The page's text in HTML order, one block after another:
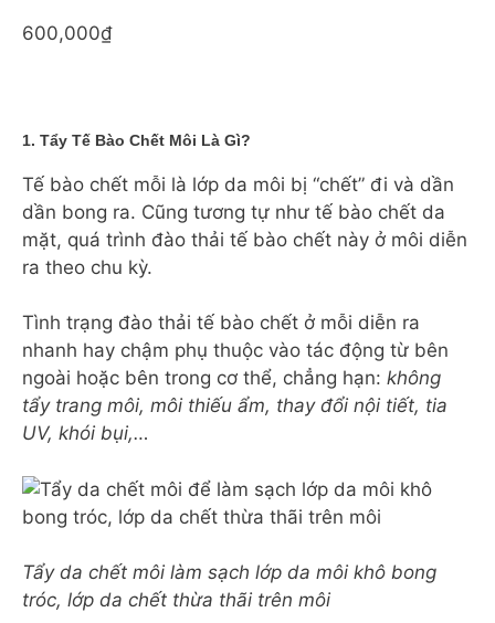
600,000₫
1. Tẩy Tế Bào Chết Môi Là Gì?
Tế bào chết mỗi là lớp da môi bị “chết” đi và dần
dần bong ra. Cũng tương tự như tế bào chết da
mặt, quá trình đào thải tế bào chết này ở môi diễn
ra theo chu kỳ.
Tình trạng đào thải tế bào chết ở mỗi diễn ra
nhanh hay chậm phụ thuộc vào tác động từ bên
ngoài hoặc bên trong cơ thể, chẳng hạn: không
tẩy trang môi, môi thiếu ẩm, thay đổi nội tiết, tia
UV, khói bụi,…
Tẩy da chết môi làm sạch lớp da môi khô bong
tróc, lớp da chết thừa thãi trên môi